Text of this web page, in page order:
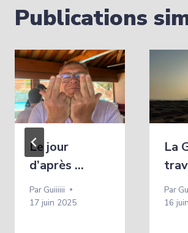
Publications
Le jour
d’après …
Par Guiiiiii
17 juin 2025
La
Par
16